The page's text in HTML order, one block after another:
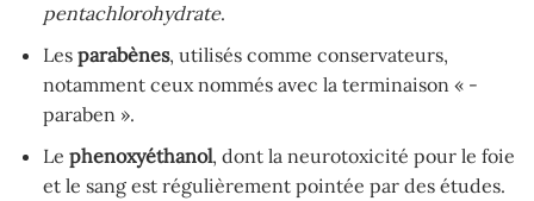
pentachlorohydrate.
Les parabènes, utilisés comme conservateurs,
notamment ceux nommés avec la terminaison « -
paraben ».
Le phenoxyéthanol, dont la neurotoxicité pour le foie
et le sang est régulièrement pointée par des études.